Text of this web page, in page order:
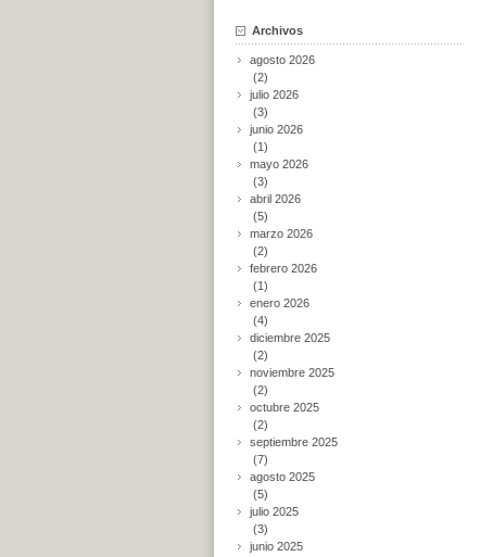
Archivos
agosto 2026
(2)
julio 2026
(3)
junio 2026
(1)
mayo 2026
(3)
abril 2026
(5)
marzo 2026
(2)
febrero 2026
(1)
enero 2026
(4)
diciembre 2025
(2)
noviembre 2025
(2)
octubre 2025
(2)
septiembre 2025
(7)
agosto 2025
(5)
julio 2025
(3)
junio 2025